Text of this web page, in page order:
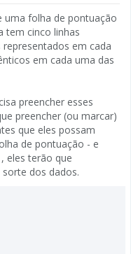
uma folha de pontuação
tem cinco linhas
em cada
em cada uma das
preencher esses
preencher (ou marcar)
que eles possam
de pontuação - e
eles terão que
dos dados.